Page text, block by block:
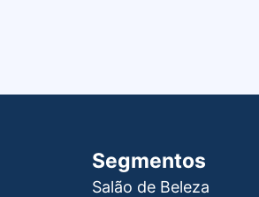
Segmentos
Salão de Beleza